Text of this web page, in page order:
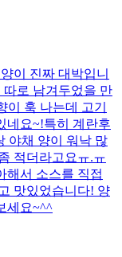
이 진짜 대박입니
따로 남겨두었을 만
훅 나는데 고기
네요~!특히 계란후
야채 양이 워낙 많
적더라고요ㅠ.ㅠ
해서 소스를 직접
맛있었습니다! 양
세요~^^